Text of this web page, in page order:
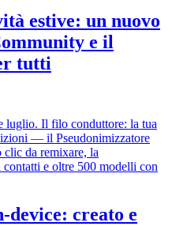
estive: un nuovo
e il
tutti
luglio. Il filo conduttore: la tua
— il Pseudonimizzatore
da remixare, la
e oltre 500 modelli con
device: creato e